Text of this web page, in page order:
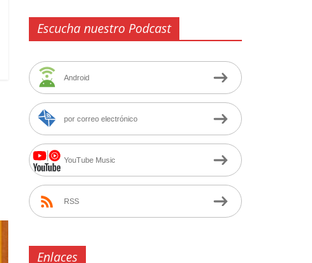
Escucha nuestro Podcast
Android
por correo electrónico
YouTube Music
RSS
Enlaces